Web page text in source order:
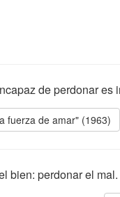
de perdonar es
fuerza de amar" (1963)
bien: perdonar el